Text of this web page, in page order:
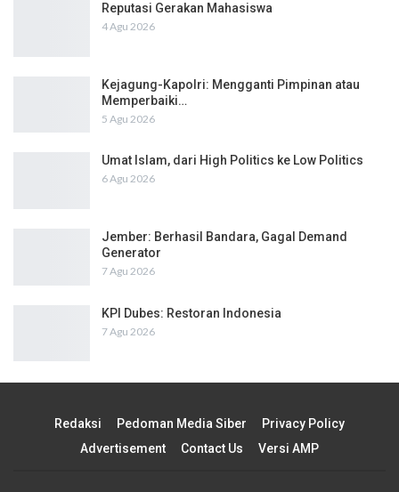
Reputasi Gerakan Mahasiswa
4 Agu 2026
Kejagung-Kapolri: Mengganti Pimpinan atau
Memperbaiki…
5 Agu 2026
Umat Islam, dari High Politics ke Low Politics
6 Agu 2026
Jember: Berhasil Bandara, Gagal Demand
Generator
7 Agu 2026
KPI Dubes: Restoran Indonesia
7 Agu 2026
Redaksi Pedoman Media Siber
Privacy Policy
Advertisement
Contact Us Versi AMP